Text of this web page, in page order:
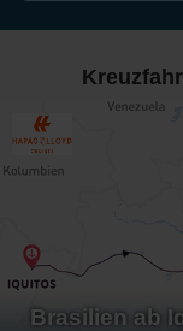
Brasilien ab